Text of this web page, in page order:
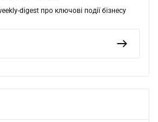
digest про ключові події бізнесу